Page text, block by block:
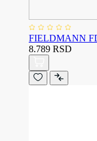
FIELDMANN
8.789 RSD